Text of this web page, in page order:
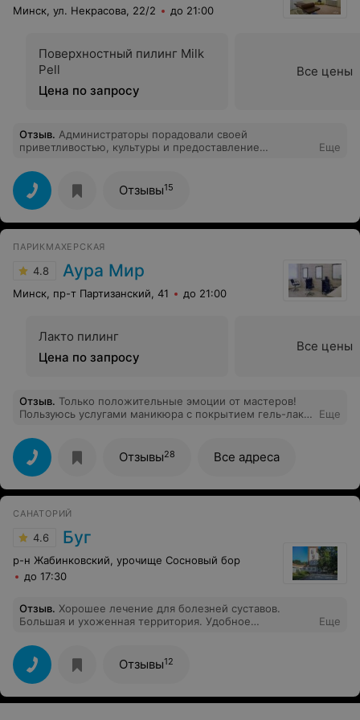
Минск, ул. Некрасова, 22/2 до 21:00
Поверхностный пилинг Milk
Pell
Цена по запросу
Все цены
Отзыв. Администраторы порадовали своей
приветливостью, культуры и предоставление
сказать не могу. Не знаю, насколько качественно, но
хотелось бы услышать рекомендации.
Еще
Отзывы15
ПАРИКМАХЕРСКАЯ
4.8 Аура Мир
Минск, пр-т Партизанский, 41 до 21:00
Лакто пилинг
Цена по запросу
Все цены
Отзыв. Только положительные эмоции от мастеров!
Пользуюсь услугами маникюра с покрытием гель-лака
Советую!
Еще
Отзывы28 Все адреса
САНАТОРИЙ
4.6 Буг
р-н Жабинковский, урочище Сосновый бор
до 17:30
Отзыв. Хорошее лечение для болезней суставов.
Большая и ухоженная территория. Удобное
Еще
Отзывы12